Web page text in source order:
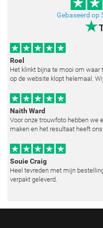
Gebaseerd op
Roel
Het klinkt bijna te mooi om waar
op de website klopt helemaal.
Naith Ward
Voor onze trouwfoto hebben we
maken en het resultaat heeft
Souie Craig
Heel tevreden met mijn
verpakt geleverd.